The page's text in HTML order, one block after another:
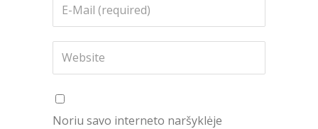
Noriu savo interneto naršyklėje